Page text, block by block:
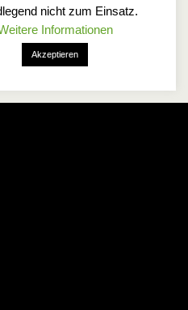
nicht zum Einsatz.
Informationen
Akzeptieren